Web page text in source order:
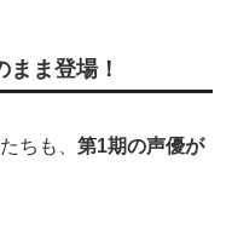
ま登場！
ちも、 第1期の声優が